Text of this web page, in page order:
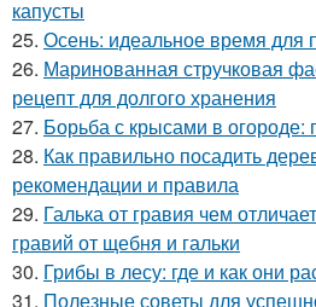
капусты
25. Осень: идеальное время для
26. Маринованная стручковая
рецепт для долгого хранения
27. Борьба с крысами в
28. Как правильно посадить
рекомендации и правила
29. Галька от гравия чем
гравий от щебня и гальки
30. Грибы в лесу: где и как они
31. Полезные советы для